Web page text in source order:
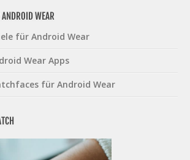
WEAR
für Android Wear
Wear Apps
für Android Wear